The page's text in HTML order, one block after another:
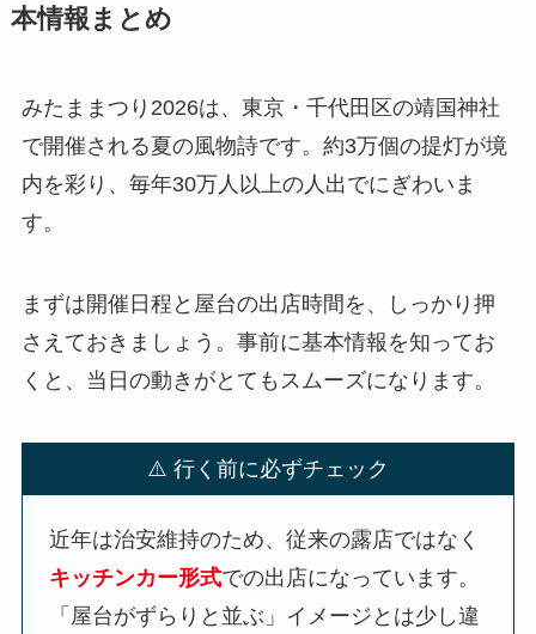
本情報まとめ
みたままつり2026は、東京・千代田区の靖国神社
で開催される夏の風物詩です。約3万個の提灯が境
内を彩り、毎年30万人以上の人出でにぎわいま
す。
まずは開催日程と屋台の出店時間を、しっかり押
さえておきましょう。事前に基本情報を知ってお
くと、当日の動きがとてもスムーズになります。
⚠️ 行く前に必ずチェック
近年は治安維持のため、従来の露店ではなく
キッチンカー形式での出店になっています。
「屋台がずらりと並ぶ」イメージとは少し違